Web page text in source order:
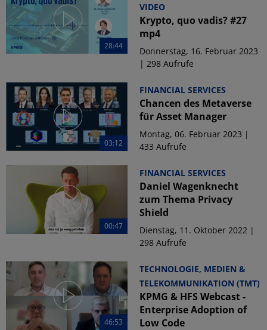
28:44
VIDEO
Krypto, quo vadis? #27
mp4
Donnerstag, 16. Februar 2023
| 298 Aufrufe
03:12
FINANCIAL SERVICES
Chancen des Metaverse
für Asset Manager
Montag, 06. Februar 2023 |
433 Aufrufe
00:47
FINANCIAL SERVICES
Daniel Wagenknecht
zum Thema Privacy
Shield
Dienstag, 11. Oktober 2022 |
298 Aufrufe
46:53
TECHNOLOGIE, MEDIEN &
TELEKOMMUNIKATION (TMT)
KPMG & HFS Webcast -
Enterprise Adoption of
Low Code